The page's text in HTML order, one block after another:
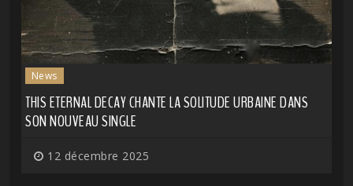
News
THIS ETERNAL DECAY CHANTE LA SOLITUDE URBAINE DANS
SON NOUVEAU SINGLE
12 décembre 2025